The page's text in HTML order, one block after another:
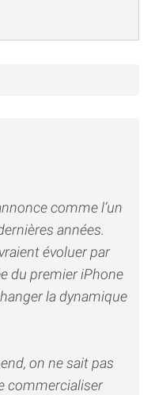
comme l’un
années.
évoluer par
du premier iPhone
la dynamique
on ne sait pas
commercialiser